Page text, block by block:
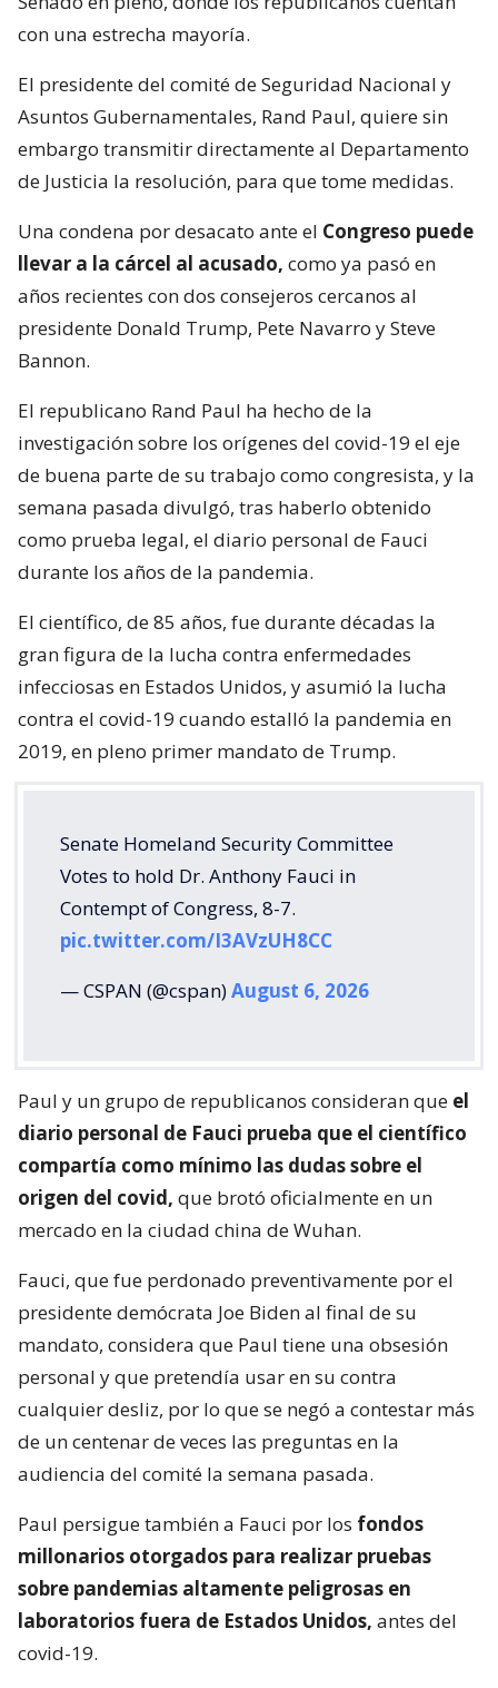
con una estrecha mayoría.
El presidente del comité de Seguridad Nacional y
Asuntos Gubernamentales, Rand Paul, quiere sin
embargo transmitir directamente al Departamento
de Justicia la resolución, para que tome medidas.
Una condena por desacato ante el Congreso puede
llevar a la cárcel al acusado, como ya pasó en
años recientes con dos consejeros cercanos al
presidente Donald Trump, Pete Navarro y Steve
Bannon.
El republicano Rand Paul ha hecho de la
investigación sobre los orígenes del covid-19 el eje
de buena parte de su trabajo como congresista, y la
semana pasada divulgó, tras haberlo obtenido
como prueba legal, el diario personal de Fauci
durante los años de la pandemia.
El científico, de 85 años, fue durante décadas la
gran figura de la lucha contra enfermedades
infecciosas en Estados Unidos, y asumió la lucha
contra el covid-19 cuando estalló la pandemia en
2019, en pleno primer mandato de Trump.
Senate Homeland Security Committee
Votes to hold Dr. Anthony Fauci in
Contempt of Congress, 8-7.
pic.twitter.com/I3AVzUH8CC
— CSPAN (@cspan)August 6, 2026
Paul y un grupo de republicanos consideran que el
diario personal de Fauci prueba que el científico
compartía como mínimo las dudas sobre el
origen del covid, que brotó oficialmente en un
mercado en la ciudad china de Wuhan.
Fauci, que fue perdonado preventivamente por el
presidente demócrata Joe Biden al final de su
mandato, considera que Paul tiene una obsesión
personal y que pretendía usar en su contra
cualquier desliz, por lo que se negó a contestar más
de un centenar de veces las preguntas en la
audiencia del comité la semana pasada.
Paul persigue también a Fauci por los fondos
millonarios otorgados para realizar pruebas
sobre pandemias altamente peligrosas en
laboratorios fuera de Estados Unidos, antes del
covid-19.